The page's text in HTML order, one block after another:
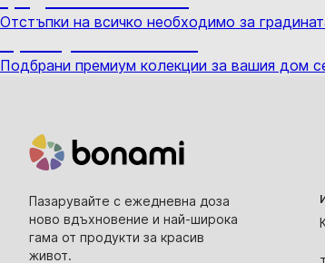
Отстъпки на всичко необходимо за
Подбрани премиум колекции за вашия дом
Пазарувайте с ежедневна доза
ново вдъхновение и най-широка
гама от продукти за красив
живот.